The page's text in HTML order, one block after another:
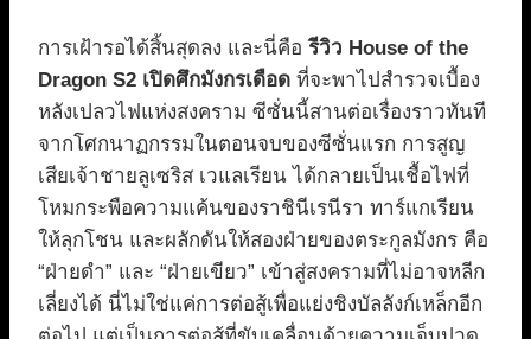
การเฝ้ารอได้สิ้นสุดลง และนี่คือรีวิว House of the
Dragon S2 เปิดศึกมังกรเดือด ที่จะพาไปสำรวจเบื้อง
หลังเปลวไฟแห่งสงคราม ซีซั่นนี้สานต่อเรื่องราวทันที
จากโศกนาฏกรรมในตอนจบของซีซั่นแรก การสูญ
เสียเจ้าชายลูเซริส เวแลเรียน ได้กลายเป็นเชื้อไฟที่
โหมกระพือความแค้นของราชินีเรนีรา ทาร์แกเรียน
ให้ลุกโชน และผลักดันให้สองฝ่ายของตระกูลมังกร คือ
“ฝ่ายดำ” และ “ฝ่ายเขียว” เข้าสู่สงครามที่ไม่อาจหลีก
เลี่ยงได้ นี่ไม่ใช่แค่การต่อสู้เพื่อแย่งชิงบัลลังก์เหล็กอีก